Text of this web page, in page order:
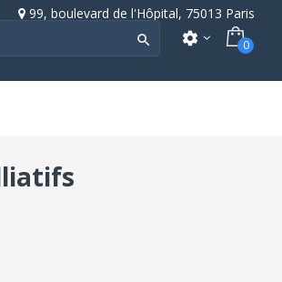
99, boulevard de l'Hôpital, 75013 Paris
 settings 0